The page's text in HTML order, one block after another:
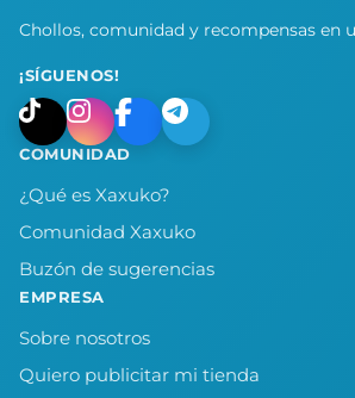
Chollos, comunidad y recompensas en
¡SÍGUENOS!
COMUNIDAD
¿Qué es Xaxuko?
Comunidad Xaxuko
Buzón de sugerencias
EMPRESA
Sobre nosotros
Quiero publicitar mi tienda